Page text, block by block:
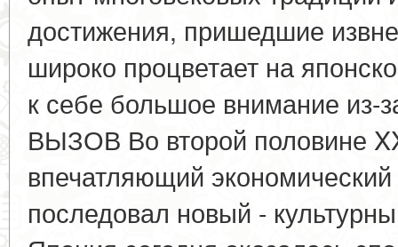
достижения, пришедшие
широко процветает на
к себе большое внимание
ВЫЗОВ Во второй половине
впечатляющий
последовал новый -